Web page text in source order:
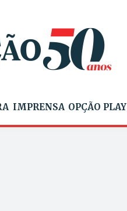
IMPRENSA OPÇÃO PLAY